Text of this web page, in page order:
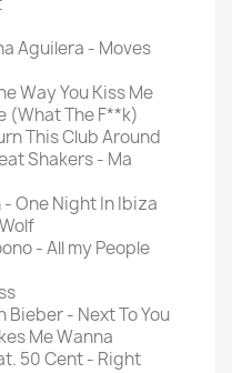
Aguilera - Moves
Way You Kiss Me
(What The F**k)
This Club Around
Shakers - Ma
One Night In Ibiza
- All my People
Bieber - Next To You
Me Wanna
50 Cent - Right